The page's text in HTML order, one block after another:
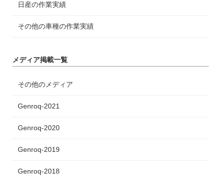
日産の作業実績
その他の車種の作業実績
メディア掲載一覧
その他のメディア
Genroq-2021
Genroq-2020
Genroq-2019
Genroq-2018